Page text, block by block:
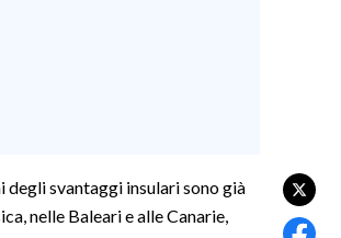
degli svantaggi insulari sono già
nelle Baleari e alle Canarie,